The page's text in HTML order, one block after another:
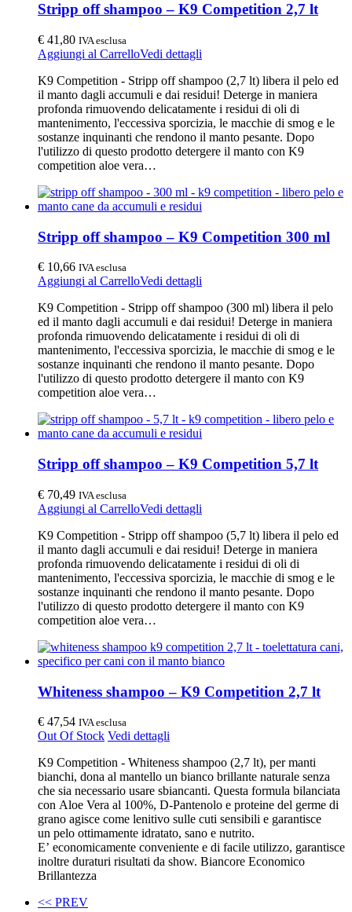
Stripp off shampoo – K9 Competition 2,7 lt
€ 41,80 IVA esclusa
Aggiungi al CarrelloVedi dettagli
K9 Competition - Stripp off shampoo (2,7 lt) libera il pelo ed
il manto dagli accumuli e dai residui! Deterge in maniera
profonda rimuovendo delicatamente i residui di oli di
mantenimento, l'eccessiva sporcizia, le macchie di smog e le
sostanze inquinanti che rendono il manto pesante. Dopo
l'utilizzo di questo prodotto detergere il manto con K9
competition aloe vera…
Stripp off shampoo – K9 Competition 300 ml
€ 10,66 IVA esclusa
Aggiungi al CarrelloVedi dettagli
K9 Competition - Stripp off shampoo (300 ml) libera il pelo
ed il manto dagli accumuli e dai residui! Deterge in maniera
profonda rimuovendo delicatamente i residui di oli di
mantenimento, l'eccessiva sporcizia, le macchie di smog e le
sostanze inquinanti che rendono il manto pesante. Dopo
l'utilizzo di questo prodotto detergere il manto con K9
competition aloe vera…
Stripp off shampoo – K9 Competition 5,7 lt
€ 70,49 IVA esclusa
Aggiungi al CarrelloVedi dettagli
K9 Competition - Stripp off shampoo (5,7 lt) libera il pelo ed
il manto dagli accumuli e dai residui! Deterge in maniera
profonda rimuovendo delicatamente i residui di oli di
mantenimento, l'eccessiva sporcizia, le macchie di smog e le
sostanze inquinanti che rendono il manto pesante. Dopo
l'utilizzo di questo prodotto detergere il manto con K9
competition aloe vera…
Whiteness shampoo – K9 Competition 2,7 lt
€ 47,54 IVA esclusa
Out Of Stock Vedi dettagli
K9 Competition - Whiteness shampoo (2,7 lt), per manti
bianchi, dona al mantello un bianco brillante naturale senza
che sia necessario usare sbiancanti. Questa formula bilanciata
con Aloe Vera al 100%, D-Pantenolo e proteine del germe di
grano agisce come lenitivo sulle cuti sensibili e garantisce
un pelo ottimamente idratato, sano e nutrito.
E’ economicamente conveniente e di facile utilizzo, garantisce
inoltre duraturi risultati da show. Biancore Economico
Brillantezza
<< PREV